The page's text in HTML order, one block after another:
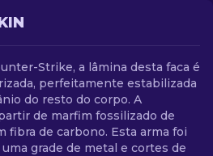
Strike, a lâmina desta faca é
perfeitamente estabilizada
do resto do corpo. A
de marfim fossilizado de
fibra de carbono. Esta arma foi
grade de metal e cortes de